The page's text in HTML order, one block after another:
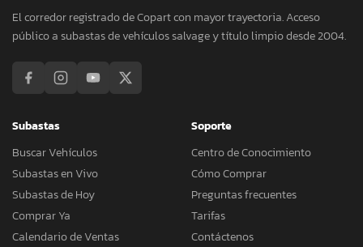
El corredor registrado de Copart con mayor trayectoria. Acceso
público a subastas de vehículos salvage y título limpio desde 2004.
Subastas
Buscar Vehículos
Subastas en Vivo
Subastas de Hoy
Comprar Ya
Calendario de Ventas
Soporte
Centro de Conocimiento
Cómo Comprar
Preguntas frecuentes
Tarifas
Contáctenos